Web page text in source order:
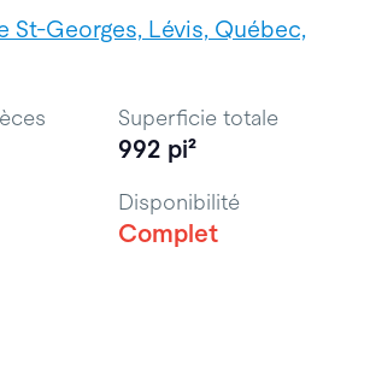
St-Georges, Lévis, Québec,
Superficie totale
992 pi²
Disponibilité
Complet